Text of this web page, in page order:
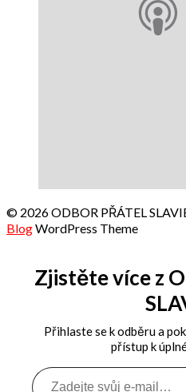
© 2026 ODBOR PŘÁTEL
BlogWordPress Theme
Zjistěte více z
Přihlaste se k odběru a
přístup k
Zadejte